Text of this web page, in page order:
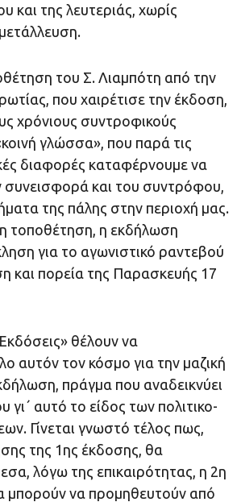
και της λευτεριάς, χωρίς
του Σ. Λιαμπότη από την
που χαιρέτισε την έκδοση,
χρόνιους συντροφικούς
γλώσσα», που παρά τις
διαφορές καταφέρνουμε να
συνεισφορά και του συντρόφου,
της πάλης στην περιοχή μας.
τοποθέτηση, η εκδήλωση
για το αγωνιστικό ραντεβού
και πορεία της Παρασκευής 17
θέλουν να
αυτόν τον κόσμο για την μαζική
πράγμα που αναδεικνύει
γι΄ αυτό το είδος των πολιτικο-
Γίνεται γνωστό τέλος πως,
της 1ης έκδοσης, θα
λόγω της επικαιρότητας, η 2η
μπορούν να προμηθευτούν από